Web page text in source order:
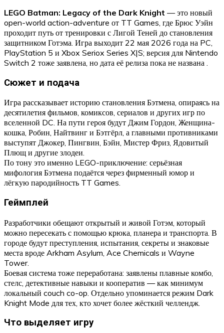
LEGO Batman: Legacy of the Dark Knight — это новый
open-world action-adventure от TT Games, где Брюс Уэйн
проходит путь от тренировки с Лигой Теней до становления
защитником Готэма. Игра выходит 22 мая 2026 года на PC,
PlayStation 5 и Xbox Seriox Series X|S; версия для Nintendo
Switch 2 тоже заявлена, но дата её релиза пока не названа .
Сюжет и подача
Игра рассказывает историю становления Бэтмена, опираясь на
десятилетия фильмов, комиксов, сериалов и других игр по
вселенной DC. На пути героя будут Джим Гордон, Женщина-
кошка, Робин, Найтвинг и Бэтгёрл, а главными противниками
выступят Джокер, Пингвин, Бэйн, Мистер Фриз, Ядовитый
Плющ и другие злодеи.
По тону это именно LEGO-приключение: серьёзная
мифология Бэтмена подаётся через фирменный юмор и
лёгкую пародийность TT Games.
Геймплей
Разработчики обещают открытый и живой Готэм, который
можно пересекать с помощью крюка, планера и транспорта. В
городе будут преступления, испытания, секреты и знаковые
места вроде Arkham Asylum, Ace Chemicals и Wayne
Tower.
Боевая система тоже переработана: заявлены плавные комбо,
стелс, детективные навыки и кооператив — как минимум
локальный couch co-op. Отдельно упоминается режим Dark
Knight Mode для тех, кто хочет более жёсткий челлендж.
Что выделяет игру